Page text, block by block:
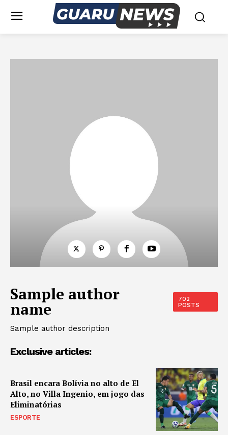
Sample author
name
702
POSTS
Sample author description
Exclusive articles:
Brasil encara Bolívia no alto de El
Alto, no Villa Ingenio, em jogo das
Eliminatórias
ESPORTE